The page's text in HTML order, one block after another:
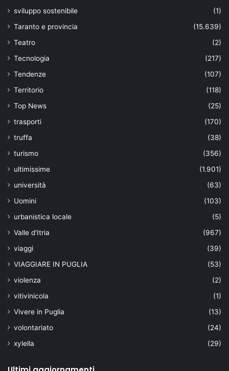
sviluppo sostenibile
(1)
Taranto e provincia
(15.639)
Teatro
(2)
Tecnologia
(217)
Tendenze
(107)
Territorio
(118)
Top News
(25)
trasporti
(170)
truffa
(38)
turismo
(356)
ultimissime
(1.901)
università
(63)
Uomini
(103)
urbanistica locale
(5)
Valle d'Itria
(967)
viaggi
(39)
VIAGGIARE IN PUGLIA
(53)
violenza
(2)
vitivinicola
(1)
Vivere in Puglia
(13)
volontariato
(24)
xylella
(29)